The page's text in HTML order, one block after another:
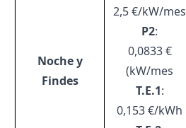
Noche y
Findes
2,5 €/kW/mes
P2:
0,0833 €
(kW/mes
T.E.1:
0,153 €/kWh